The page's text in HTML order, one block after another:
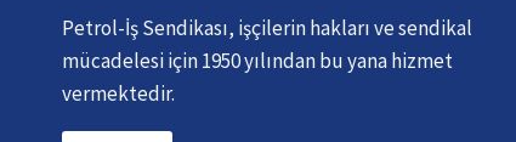
Petrol-İş Sendikası, işçilerin hakları ve sendikal
mücadelesi için 1950 yılından bu yana hizmet
vermektedir.